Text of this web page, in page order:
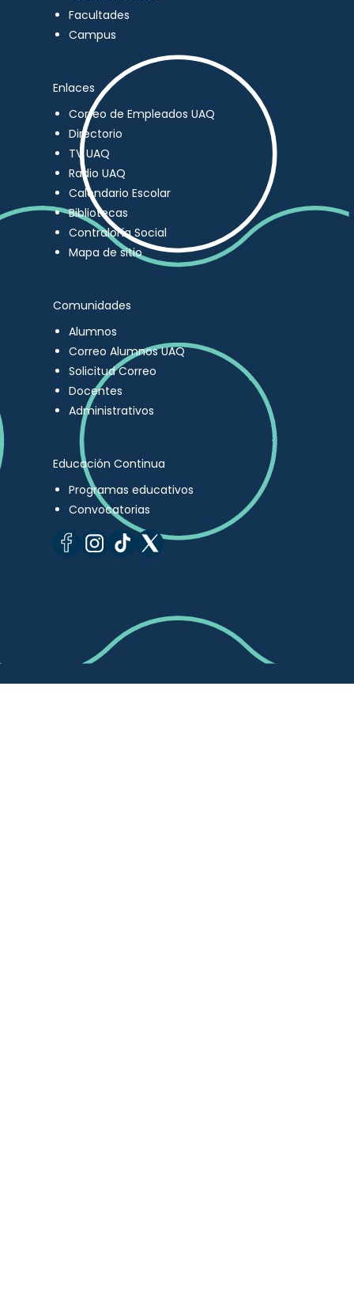
Facultades
Campus
Enlaces
Correo de Empleados UAQ
Directorio
TV UAQ
Radio UAQ
Calendario Escolar
Bibliotecas
Contraloría Social
Mapa de sitio
Comunidades
Alumnos
Correo Alumnos UAQ
Solicitud Correo
Docentes
Administrativos
Educación Continua
Programas educativos
Convocatorias